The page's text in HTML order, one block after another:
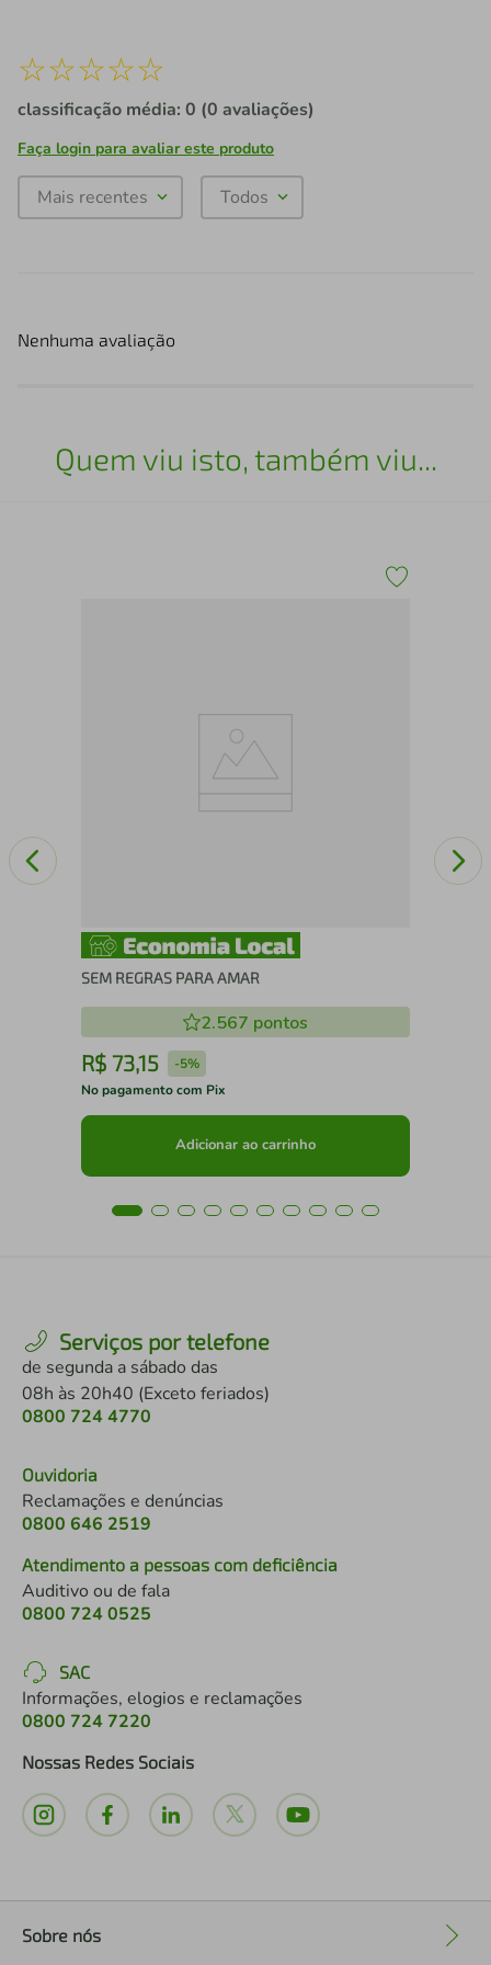
☆☆☆☆☆
classificação média: 0 (0 avaliações)
Faça login para avaliar este produto
Mais recentes Todos
Nenhuma avaliação
Quem viu isto, também viu...
SEM REGRAS PARA AMAR
2.567 pontos
R$ 73,15 -5%
No pagamento com Pix
Adicionar ao carrinho
Serviços por telefone
de segunda a sábado das
08h às 20h40 (Exceto feriados)
0800 724 4770
Ouvidoria
Reclamações e denúncias
0800 646 2519
Atendimento a pessoas com deficiência
Auditivo ou de fala
0800 724 0525
SAC
Informações, elogios e reclamações
0800 724 7220
Nossas Redes Sociais
Sobre nós